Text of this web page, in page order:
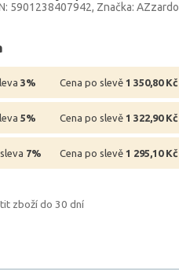
5901238407942 Značka: AZzardo
3% Cena po slevě 1 350,80 Kč
5% Cena po slevě 1 322,90 Kč
sleva 7% Cena po slevě 1 295,10 Kč
zboží do 30 dní